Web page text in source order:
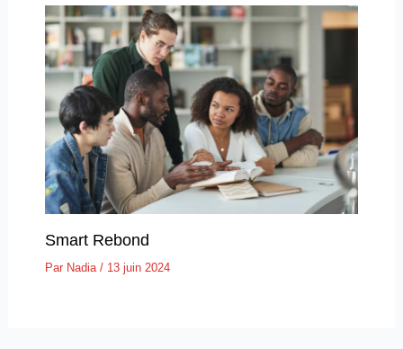
Smart Rebond
Par Nadia / 13 juin 2024